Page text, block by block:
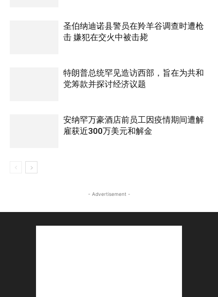
圣伯纳迪诺县警员在羚羊谷调查时遭枪
击 嫌犯在交火中被击毙
特朗普总统罕见造访西部，旨在为共和
党筹款并探讨经济议题
安纳罕万豪酒店前员工因疫情期间遭解
雇获近300万美元和解金
- Advertisement -